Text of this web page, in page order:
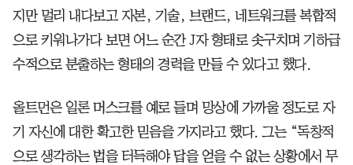
지만 멀리 내다보고 자본, 기술, 브랜드, 네트워크를 복합적
으로 키워나가다 보면 어느 순간 J자 형태로 솟구치며 기하급
수적으로 분출하는 형태의 경력을 만들 수 있다고 했다.
올트먼은 일론 머스크를 예로 들며 망상에 가까울 정도로 자
기 자신에 대한 확고한 믿음을 가지라고 했다. 그는 “독창적
으로 생각하는 법을 터득해야 답을 얻을 수 없는 상황에서 무